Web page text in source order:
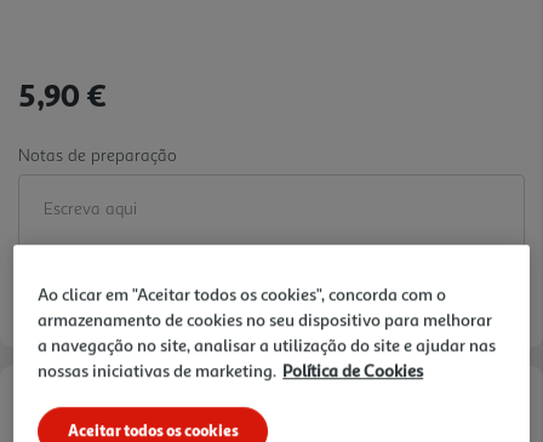
5,90 €
Notas de preparação
Informações de Marketing
Ao clicar em "Aceitar todos os cookies", concorda com o
armazenamento de cookies no seu dispositivo para melhorar
a navegação no site, analisar a utilização do site e ajudar nas
nossas iniciativas de marketing. Política de Cookies
Aceitar todos os cookies